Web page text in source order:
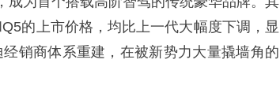
的上市价格，均比上一代大幅度下调，显
销商体系重建，在被新势力大量撬墙角的